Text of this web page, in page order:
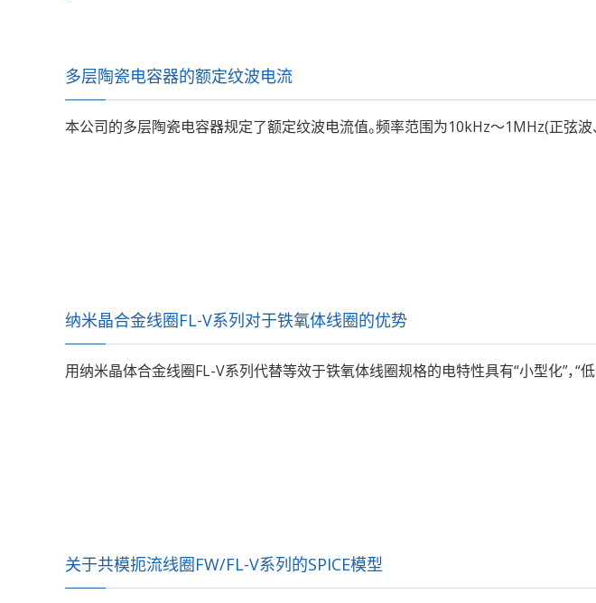
多层陶瓷电容器的额定纹波电流
本公司的多层陶瓷电容器规定了额定纹波电流值。频率范围为10kHz～1MHz(正弦波
纳米晶合金线圈FL-V系列对于铁氧体线圈的优势
用纳米晶体合金线圈FL-V系列代替等效于铁氧体线圈规格的电特性具有“小型化”，“低
关于共模扼流线圈FW/FL-V系列的SPICE模型